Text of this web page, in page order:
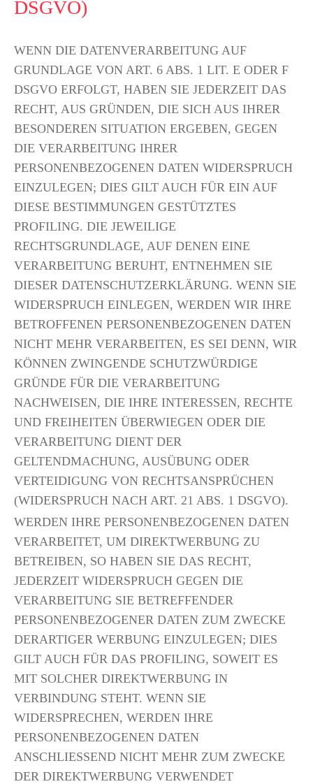
DSGVO)
WENN DIE DATENVERARBEITUNG AUF
GRUNDLAGE VON ART. 6 ABS. 1 LIT. E ODER F
DSGVO ERFOLGT, HABEN SIE JEDERZEIT DAS
RECHT, AUS GRÜNDEN, DIE SICH AUS IHRER
BESONDEREN SITUATION ERGEBEN, GEGEN
DIE VERARBEITUNG IHRER
PERSONENBEZOGENEN DATEN WIDERSPRUCH
EINZULEGEN; DIES GILT AUCH FÜR EIN AUF
DIESE BESTIMMUNGEN GESTÜTZTES
PROFILING. DIE JEWEILIGE
RECHTSGRUNDLAGE, AUF DENEN EINE
VERARBEITUNG BERUHT, ENTNEHMEN SIE
DIESER DATENSCHUTZERKLÄRUNG. WENN SIE
WIDERSPRUCH EINLEGEN, WERDEN WIR IHRE
BETROFFENEN PERSONENBEZOGENEN DATEN
NICHT MEHR VERARBEITEN, ES SEI DENN, WIR
KÖNNEN ZWINGENDE SCHUTZWÜRDIGE
GRÜNDE FÜR DIE VERARBEITUNG
NACHWEISEN, DIE IHRE INTERESSEN, RECHTE
UND FREIHEITEN ÜBERWIEGEN ODER DIE
VERARBEITUNG DIENT DER
GELTENDMACHUNG, AUSÜBUNG ODER
VERTEIDIGUNG VON RECHTSANSPRÜCHEN
(WIDERSPRUCH NACH ART. 21 ABS. 1 DSGVO).
WERDEN IHRE PERSONENBEZOGENEN DATEN
VERARBEITET, UM DIREKTWERBUNG ZU
BETREIBEN, SO HABEN SIE DAS RECHT,
JEDERZEIT WIDERSPRUCH GEGEN DIE
VERARBEITUNG SIE BETREFFENDER
PERSONENBEZOGENER DATEN ZUM ZWECKE
DERARTIGER WERBUNG EINZULEGEN; DIES
GILT AUCH FÜR DAS PROFILING, SOWEIT ES
MIT SOLCHER DIREKTWERBUNG IN
VERBINDUNG STEHT. WENN SIE
WIDERSPRECHEN, WERDEN IHRE
PERSONENBEZOGENEN DATEN
ANSCHLIESSEND NICHT MEHR ZUM ZWECKE
DER DIREKTWERBUNG VERWENDET